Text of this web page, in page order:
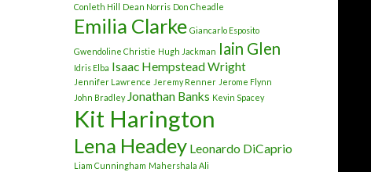
Conleth Hill
Dean Norris Don Cheadle
Emilia Clarke Giancarlo Esposito
Gwendoline Christie Hugh Jackman Iain Glen
Idris Elba Isaac Hempstead Wright
Jennifer Lawrence Jeremy Renner Jerome Flynn
John Bradley Jonathan Banks Kevin Spacey
Kit Harington
Lena Headey Leonardo DiCaprio
Liam Cunningham Mahershala Ali